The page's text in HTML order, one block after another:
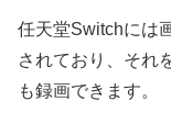
任天堂Switchには
されており、それ
も録画できます。